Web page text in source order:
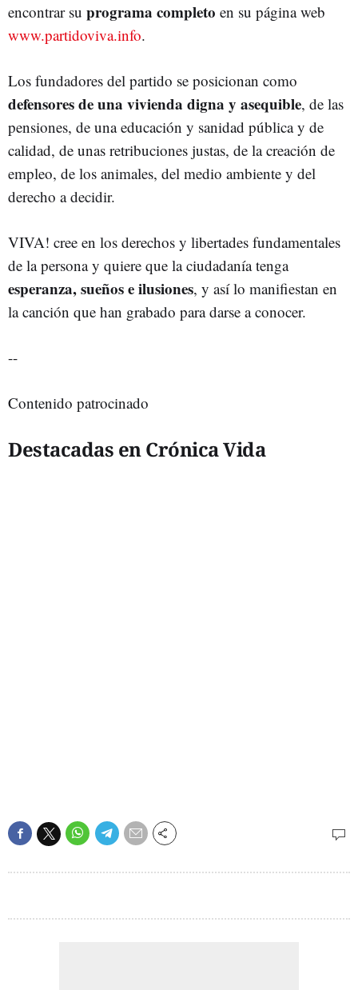
encontrar su programa completo en su página web
www.partidoviva.info.
Los fundadores del partido se posicionan como
defensores de una vivienda digna y asequible, de las
pensiones, de una educación y sanidad pública y de
calidad, de unas retribuciones justas, de la creación de
empleo, de los animales, del medio ambiente y del
derecho a decidir.
VIVA! cree en los derechos y libertades fundamentales
de la persona y quiere que la ciudadanía tenga
esperanza, sueños e ilusiones, y así lo manifiestan en
la canción que han grabado para darse a conocer.
--
Contenido patrocinado
Destacadas en Crónica Vida